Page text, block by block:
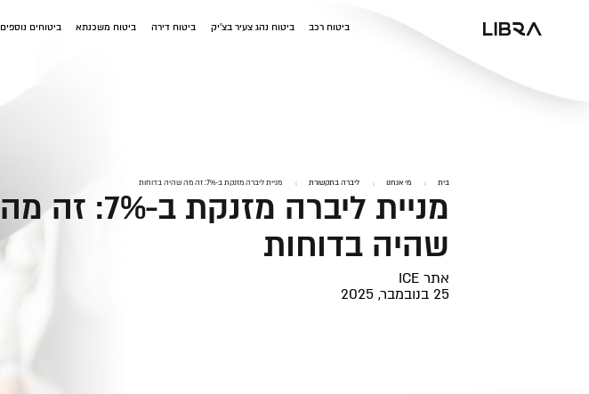
ביטוח רכב ביטוח נהג צעיר בצ'יק ביטוח דירה ביטוח משכנתא ביטוחים נוספים
בית מי אנחנו ליברה בתקשורת מניית ליברה מזנקת ב-7%: זה מה שהיה בדוחות
מניית ליברה מזנקת ב-7%: זה מה
שהיה בדוחות
אתר ICE
25 בנובמבר, 2025